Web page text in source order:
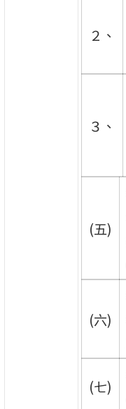
２、
３、
(五)
(六)
(七)